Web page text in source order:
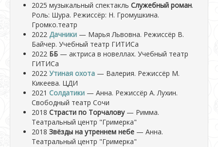
2025 музыкальный спектакль Служебный роман.
Роль: Шура. Режиссёр: Н. Громушкина.
Громко.театр
2022 Дачники — Марья Львовна. Режиссёр В.
Байчер. Учебный театр ГИТИСа
2022 ББ — актриса в новеллах. Учебный театр
ГИТИСа
2022 Утиная охота — Валерия. Режиссёр М.
Кикеева. ЦДИ
2021 Солдатики — Анна. Режиссёр А. Лухин.
Свободный театр Сочи
2018 Страсти по Торчалову — Римма.
Театральный центр "Гримерка"
2018 Звёзды на утреннем небе — Анна.
Театральный центр "Гримерка"